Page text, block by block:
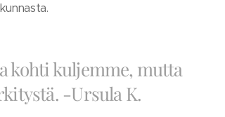
kohti kuljemme, mutta
-Ursula K.